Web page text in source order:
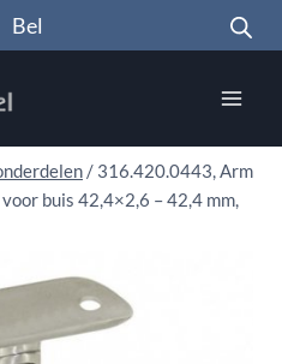
Bel
/ 316.420.0443, Arm
buis 42,4×2,6 – 42,4 mm,